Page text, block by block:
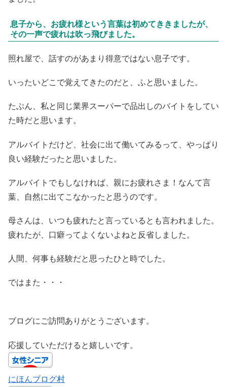
息子から、お疲れ様という言葉は初めてききましたが、
その一声で疲れは吹っ飛びました。
照れ屋で、話すのがあまり得意ではない息子です。
いったいどこで覚えてきたのだと、ふと思いました。
たぶん、私と同じ業界スーパーで品出しのバイトをしてい
た時だと思います。
アルバイトだけど、社会に出て働いてみるって、やっぱり
良い経験だったと思いました。
アルバイトでもしなければ、親にお疲れさま！なんて言
葉、自然に出てこなかったと思うのです。
母さんは、いつも疲れたと言っているとも言われました。
疲れたが、口癖ってよくないよねと反省しました。
人間、何事も経験だと思ったひと時でした。
ではまた・・・
ブログにご訪問ありがとうございます。
応援していただけると嬉しいです。
にほんブログ村